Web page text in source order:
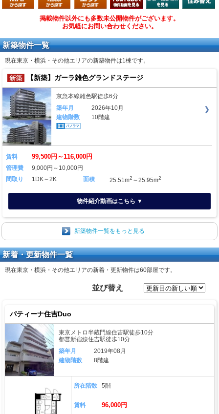
掲載物件以外にも多数未公開物件がございます。
お気軽にお問い合わせください。
新築物件一覧
現在東京・横浜・その他エリアの新築物件は1棟です。
【新築】ガーラ雑色グランドステージ
京急本線雑色駅徒歩6分
築年月
2026年10月
建物階数
10階建
賃料 99,500円～116,000円
管理費
9,000円～10,000円
間取り
1DK～2K 面積 25.51m2 ～25.95m2
物件紹介動画はこちら ▼
新築物件一覧をもっと見る
新着・更新物件一覧
現在東京・横浜・その他エリアの新着・更新物件は60部屋です。
並び替え
パティーナ住吉Duo
東京メトロ半蔵門線住吉駅徒歩10分
都営新宿線住吉駅徒歩10分
築年月
2019年08月
建物階数
8階建
所在階数 5階
賃料 96,000円